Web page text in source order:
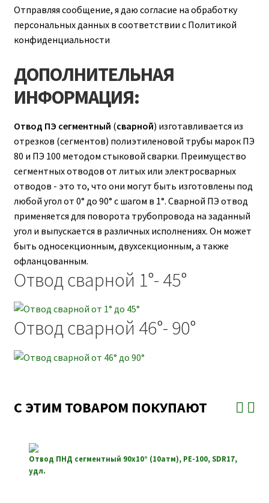
Отправляя сообщение, я даю согласие на обработку
персональных данных в соответствии с Политикой
конфиденциальности
ДОПОЛНИТЕЛЬНАЯ
ИНФОРМАЦИЯ:
Отвод ПЭ сегментный (сварной) изготавливается из
отрезков (сегментов) полиэтиленовой трубы марок ПЭ
80 и ПЭ 100 методом стыковой сварки. Преимущество
сегментных отводов от литых или электросварных
отводов - это то, что они могут быть изготовлены под
любой угол от 0° до 90° с шагом в 1°. Сварной ПЭ отвод
применяется для поворота трубопровода на заданный
угол и выпускается в различных исполнениях. Он может
быть односекционным, двухсекционным, а также
офланцованным.
Отвод сварной 1°- 45°
Отвод сварной 46°- 90°
С ЭТИМ ТОВАРОМ ПОКУПАЮТ
Отвод ПНД сегментный 90х10° (10атм), РЕ-100, SDR17,
удл.